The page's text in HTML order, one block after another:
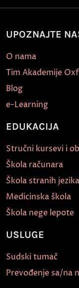
UPOZNAJTE
O nama
Tim Akademije
Blog
e-Learning
EDUKACIJA
Stručni kursevi i
Škola računara
Škola stranih jezika
Medicinska škola
Škola nege lepote
USLUGE
Sudski tumač
Prevođenje sa/na